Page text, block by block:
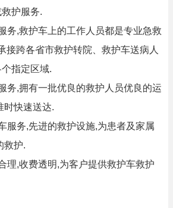
护服务.
务,救护车上的工作人员都是专业急救
接跨各省市救护转院、救护车送病人
指定区域.
务,拥有一批优良的救护人员优良的运
时快速送达.
服务,先进的救护设施,为患者及家属
救护.
理,收费透明,为客户提供救护车救护